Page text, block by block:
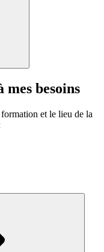
besoins
et le lieu de la